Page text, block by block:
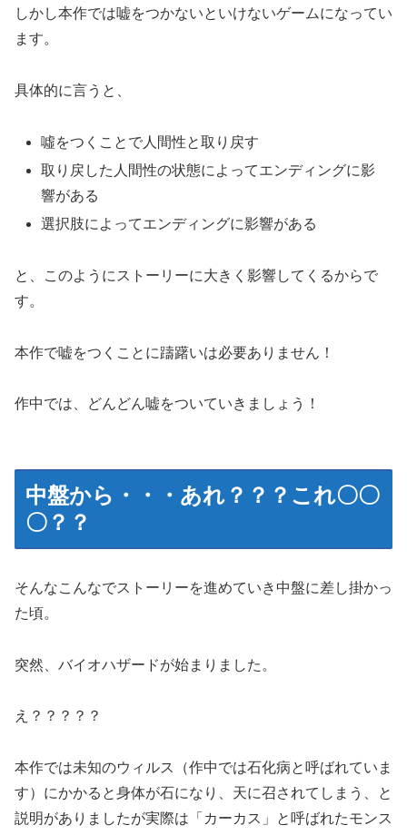
しかし本作では嘘をつかないといけないゲームになってい
ます。
具体的に言うと、
噓をつくことで人間性と取り戻す
取り戻した人間性の状態によってエンディングに影
響がある
選択肢によってエンディングに影響がある
と、このようにストーリーに大きく影響してくるからで
す。
本作で嘘をつくことに躊躇いは必要ありません！
作中では、どんどん嘘をついていきましょう！
中盤から・・・あれ？？？これ〇〇
〇？？
そんなこんなでストーリーを進めていき中盤に差し掛かっ
た頃。
突然、バイオハザードが始まりました。
え？？？？？
本作では未知のウィルス（作中では石化病と呼ばれていま
す）にかかると身体が石になり、天に召されてしまう、と
説明がありましたが実際は「カーカス」と呼ばれたモンス